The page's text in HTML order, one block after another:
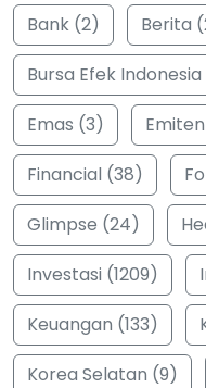
Bank (2)
Berita
Bursa Efek Indonesia
Emas (3)
Financial (38)
Glimpse (24)
Investasi (1209)
Keuangan (133)
Korea Selatan (9)